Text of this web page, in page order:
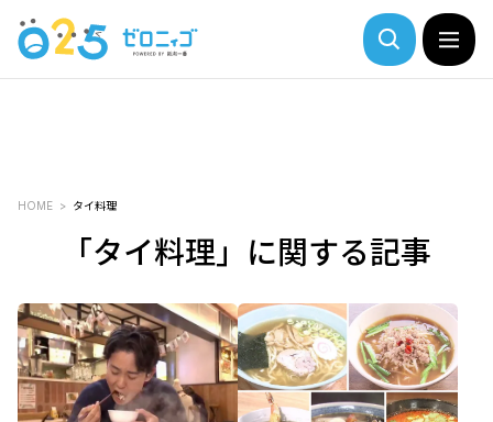
HOME タイ料理
「タイ料理」に関する記事